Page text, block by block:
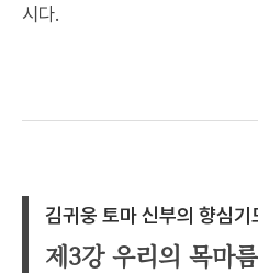
시다.
김귀웅 토마 신부의 향심기
제3강 우리의 목마름